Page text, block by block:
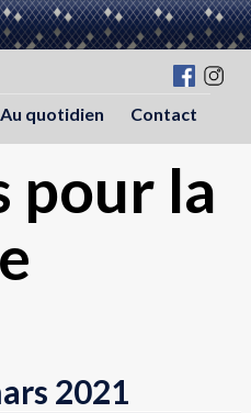
Au quotidien Contact
pour la
2021